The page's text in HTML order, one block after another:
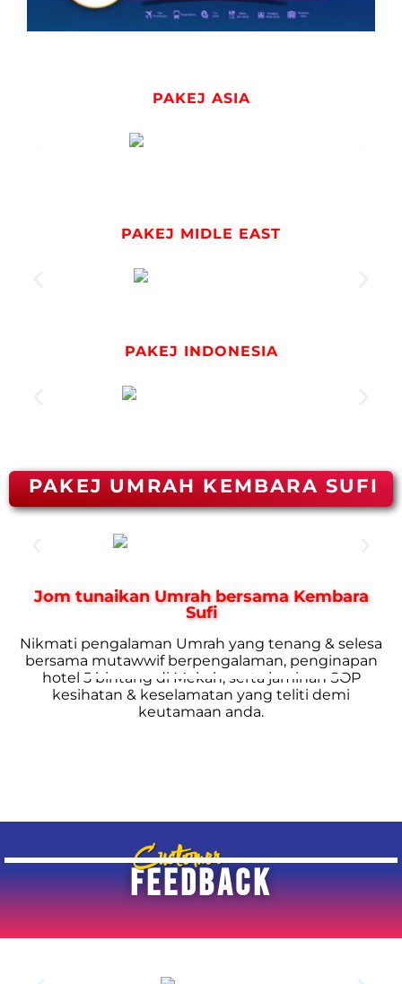
PAKEJ ASIA
PAKEJ MIDLE EAST
PAKEJ INDONESIA
PAKEJ UMRAH KEMBARA SUFI
Jom tunaikan Umrah bersama Kembara
Sufi
Nikmati pengalaman Umrah yang tenang & selesa
bersama mutawwif berpengalaman, penginapan
hotel 5 bintang di Mekah, serta jaminan SOP
kesihatan & keselamatan yang teliti demi
keutamaan anda.
FEEDBACK
Customer